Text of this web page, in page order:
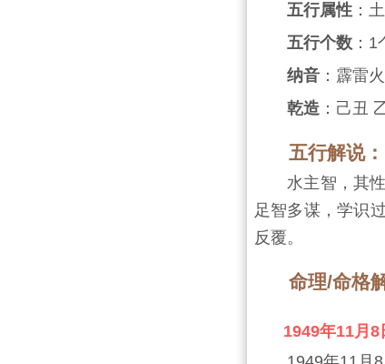
五行属性 ：
五行个数 ：
纳音 ：霹雷
乾造 ：己丑
五行解说：
水主智，其
足智多谋，学识
反覆。
命理/命格
1949年11月8